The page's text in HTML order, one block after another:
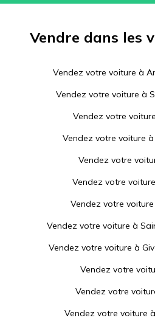
Vendre dans les
Vendez votre voiture à
Vendez votre voiture à
Vendez votre
Vendez votre voiture à
Vendez votre
Vendez votre
Vendez votre
Vendez votre voiture à
Vendez votre voiture à
Vendez votre
Vendez votre
Vendez votre voiture à